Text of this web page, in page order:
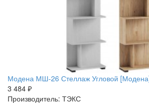
Модена МШ-26 Стеллаж Угловой
3 484 ₽
Производитель: ТЭКС